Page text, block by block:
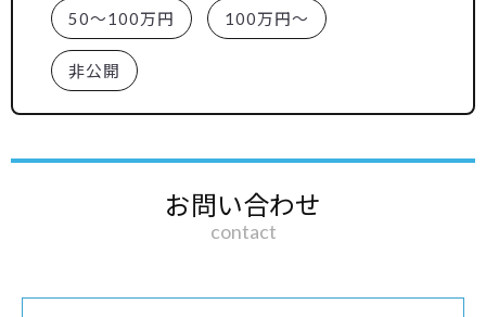
50～100万円 100万円～
非公開
お問い合わせ
contact